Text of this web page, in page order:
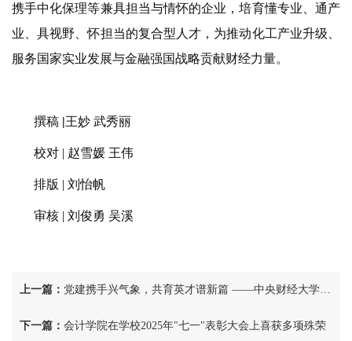
携手中化保理等兼具担当与情怀的企业，培育懂专业、通产
业、具视野、怀担当的复合型人才，为推动化工产业升级、
服务国家实业发展与金融强国战略贡献财经力量。
撰稿 |王妙 武秀丽
校对 | 赵雪媛 王伟
排版 | 刘怡帆
审核 | 刘俊勇 吴溪
上一篇： 党建携手兴气象，共育英才谱新篇 ——中央财经大学会计学院本科生第一党支部与中国气象局机关服务中心会计核算党支部开展共建活动
下一篇： 会计学院在学校2025年"七一"表彰大会上喜获多项殊荣